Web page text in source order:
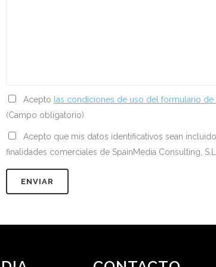
Acepto las condiciones de uso del formulario de
(Campo obligatorio)
Acepto que mis datos identificativos sean
finalidades comerciales de SpainMedia Consulting, S.L.